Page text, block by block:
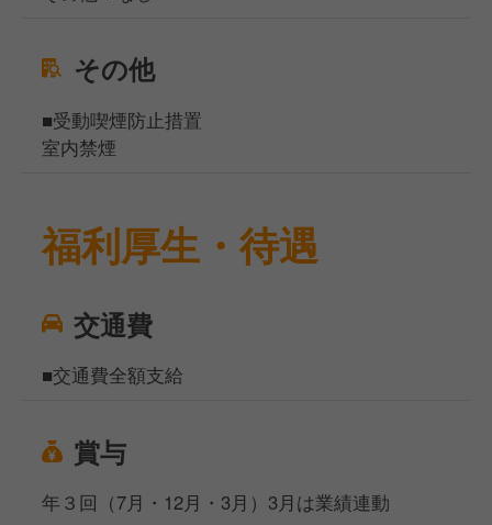
その他
■受動喫煙防止措置
室内禁煙
福利厚生・待遇
交通費
■交通費全額支給
賞与
年３回（7月・12月・3月）3月は業績連動